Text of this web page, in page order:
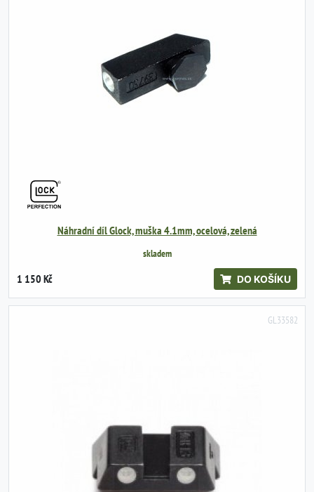
Náhradní díl Glock, muška 4.1mm, ocelová, zelená
skladem
1 150 Kč DO KOŠÍKU
GL33582